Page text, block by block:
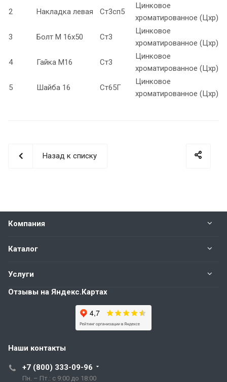
2 Накладка левая Ст3сп5
Цинковое
хроматированное (Цхр)
3 Болт М 16х50 Ст3
Цинковое
хроматированное (Цхр)
4 Гайка М16 Ст3
Цинковое
хроматированное (Цхр)
5 Шайба 16 Ст65Г
Цинковое
хроматированное (Цхр)
Назад к списку
Компания
Каталог
Услуги
Отзывы на Яндекс.Картах
Наши контакты
+7 (800) 333-09-96
Пн. – Пт.: с 9:00 до 18:00